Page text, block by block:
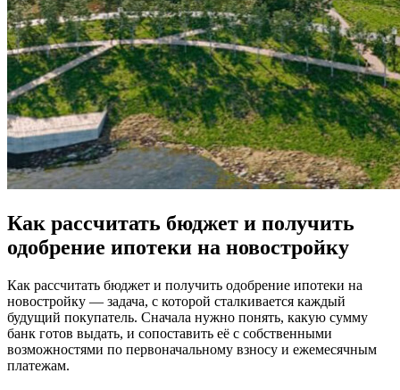
Как рассчитать бюджет и получить
одобрение ипотеки на новостройку
Как рассчитать бюджет и получить одобрение ипотеки на
новостройку — задача, с которой сталкивается каждый
будущий покупатель. Сначала нужно понять, какую сумму
банк готов выдать, и сопоставить её с собственными
возможностями по первоначальному взносу и ежемесячным
платежам.